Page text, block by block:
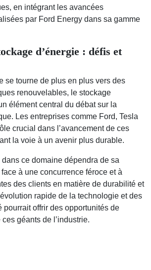
en intégrant les avancées
par Ford Energy dans sa gamme
d’énergie : défis et
se tourne de plus en plus vers des
renouvelables, le stockage
élément central du débat sur la
Les entreprises comme Ford, Tesla
crucial dans l’avancement de ces
la voie à un avenir plus durable.
dans ce domaine dépendra de sa
à une concurrence féroce et à
des clients en matière de durabilité et
rapide de la technologie et des
pourrait offrir des opportunités de
géants de l’industrie.